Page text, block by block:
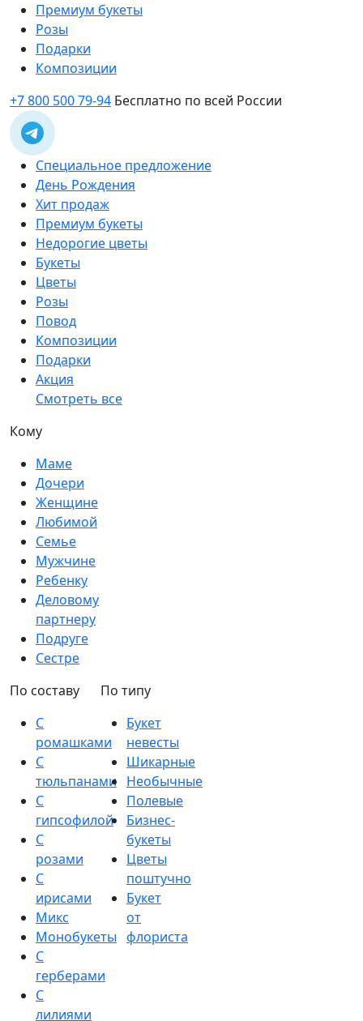
Премиум букеты
Розы
Подарки
Композиции
+7 800 500 79-94 Бесплатно по всей России
Специальное предложение
День Рождения
Хит продаж
Премиум букеты
Недорогие цветы
Букеты
Цветы
Розы
Повод
Композиции
Подарки
Акция
Смотреть все
Кому
Маме
Дочери
Женщине
Любимой
Семье
Мужчине
Ребенку
Деловому
партнеру
Подруге
Сестре
По составу
С
ромашками
С
тюльпанами
С
гипсофилой
С
розами
С
ирисами
Микс
Монобукеты
С
герберами
С
лилиями
По типу
Букет
невесты
Шикарные
Необычные
Полевые
Бизнес-
букеты
Цветы
поштучно
Букет
от
флориста